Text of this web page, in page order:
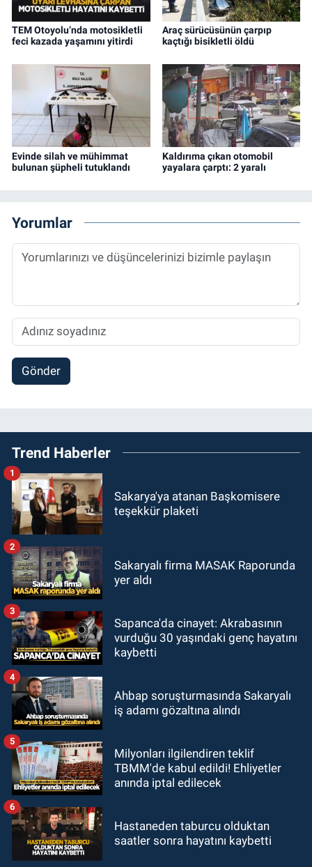
TEM Otoyolu’nda motosikletli
feci kazada yaşamını yitirdi
Araç sürücüsünün çarpıp
kaçtığı bisikletli öldü
Evinde silah ve mühimmat
bulunan şüpheli tutuklandı
Kaldırıma çıkan otomobil
yayalara çarptı: 2 yaralı
Yorumlar
Gönder
Trend Haberler
Sakarya'ya atanan Başkomisere
teşekkür plaketi
1
Sakaryalı firma MASAK Raporunda
yer aldı
2
Sapanca'da cinayet: Akrabasının
vurduğu 30 yaşındaki genç hayatını
kaybetti
3
Ahbap soruşturmasında Sakaryalı
iş adamı gözaltına alındı
4
Milyonları ilgilendiren teklif
TBMM'de kabul edildi! Ehliyetler
anında iptal edilecek
5
Hastaneden taburcu olduktan
saatler sonra hayatını kaybetti
6